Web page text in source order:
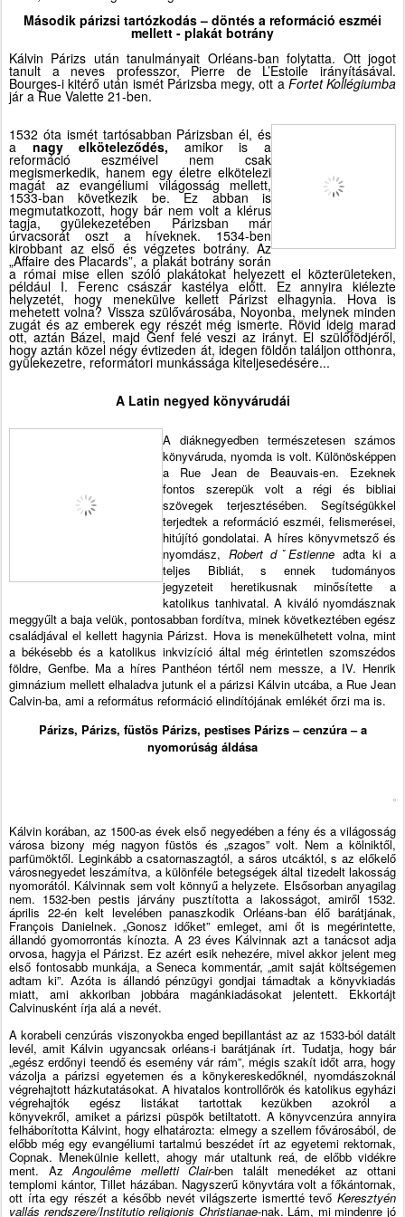
Második párizsi tartózkodás – döntés a reformáció eszméi
mellett - plakát botrány
Kálvin Párizs után tanulmányait Orléans-ban folytatta. Ott jogot
tanult a neves professzor, Pierre de L’Estoile irányításával.
Bourges-i kitérő után ismét Párizsba megy, ott a Fortet Kollégiumba
jár a Rue Valette 21-ben.
1532 óta ismét tartósabban Párizsban él, és
a nagy elköteleződés, amikor is a
reformáció eszméivel nem csak
megismerkedik, hanem egy életre elkötelezi
magát az evangéliumi világosság mellett,
1533-ban következik be. Ez abban is
megmutatkozott, hogy bár nem volt a klérus
tagja, gyülekezetében Párizsban már
úrvacsorát oszt a híveknek. 1534-ben
kirobbant az első és végzetes botrány. Az
„Affaire des Placards”, a plakát botrány során
a római mise ellen szóló plakátokat helyezett el közterületeken,
például I. Ferenc császár kastélya előtt. Ez annyira kiélezte
helyzetét, hogy menekülve kellett Párizst elhagynia. Hova is
mehetett volna? Vissza szülővárosába, Noyonba, melynek minden
zugát és az emberek egy részét még ismerte. Rövid ideig marad
ott, aztán Bázel, majd Genf felé veszi az irányt. El szülőfödjéről,
hogy aztán közel négy évtizeden át, idegen földön találjon otthonra,
gyülekezetre, reformátori munkássága kiteljesedésére...
A Latin negyed könyvárudái
A diáknegyedben természetesen számos
könyváruda, nyomda is volt. Különösképpen
a Rue Jean de Beauvais-en. Ezeknek
fontos szerepük volt a régi és bibliai
szövegek terjesztésében. Segítségükkel
terjedtek a reformáció eszméi, felismerései,
hitújító gondolatai.A híres könyvmetsző és
nyomdász, Robert dˇEstienne adta ki a
teljes Bibliát, s ennek tudományos
jegyzeteit heretikusnak minősítette a
katolikus tanhivatal. A kiváló nyomdásznak
meggyűlt a baja velük, pontosabban fordítva, minek következtében egész
családjával el kellett hagynia Párizst. Hova is menekülhetett volna, mint
a békésebb és a katolikus inkvizíció által még érintetlen szomszédos
földre, Genfbe. Ma a híres Panthéon tértől nem messze, a IV. Henrik
gimnázium mellett elhaladva jutunk el a párizsi Kálvin utcába, a Rue Jean
Calvin-ba, ami a református reformáció elindítójának emlékét őrzi ma is.
Párizs, Párizs, füstös Párizs, pestises Párizs –cenzúra – a
nyomorúság áldása
Kálvin korában, az 1500-as évek első negyedében a fény és a világosság
városa bizony még nagyon füstös és „szagos” volt. Nem a kölniktől,
parfümöktől. Leginkább a csatornaszagtól, a sáros utcáktól, s az előkelő
városnegyedet leszámítva, a különféle betegségek által tizedelt lakosság
nyomorától. Kálvinnak sem volt könnyű a helyzete. Elsősorban anyagilag
nem. 1532-ben pestis járvány pusztította a lakosságot, amiről 1532.
április 22-én kelt levelében panaszkodik Orléans-ban élő barátjának,
François Danielnek. „Gonosz időket” emleget, ami őt is megérintette,
állandó gyomorrontás kínozta. A 23 éves Kálvinnak azt a tanácsot adja
orvosa, hagyja el Párizst. Ez azért esik nehezére, mivel akkor jelent meg
első fontosabb munkája, a Seneca kommentár, „amit saját költségemen
adtam ki”. Azóta is állandó pénzügyi gondjai támadtak a könyvkiadás
miatt, ami akkoriban jobbára magánkiadásokat jelentett. Ekkortájt
Calvinusként írja alá a nevét.
A korabeli cenzúrás viszonyokba enged bepillantást az az 1533-ból datált
levél, amit Kálvin ugyancsak orléans-i barátjának írt. Tudatja, hogy bár
„egész erdőnyi teendő és esemény vár rám”, mégis szakít időt arra, hogy
vázolja a párizsi egyetemen és a könykereskedőknél, nyomdászoknál
végrehajtott házkutatásokat. A hivatalos kontrollőrök és katolikus egyházi
végrehajtók egész listákat tartottak kezükben azokról a
könyvekről, amiket a párizsi püspök betiltatott. A könyvcenzúra annyira
felháborította Kálvint, hogy elhatározta: elmegy a szellem fővárosából, de
előbb még egy evangéliumi tartalmú beszédet írt az egyetemi rektornak,
Copnak. Menekülnie kellett, ahogy már utaltunk reá, de előbb vidékre
ment. Az Angoulême melletti Clair-ben talált menedéket az ottani
templomi kántor, Tillet házában. Nagyszerű könyvtára volt a főkántornak,
ott írta egy részét a később nevét világszerte ismertté tevő Keresztyén
vallás rendszere/Institutio religionis Christianae-nak. Lám, mi mindenre jó